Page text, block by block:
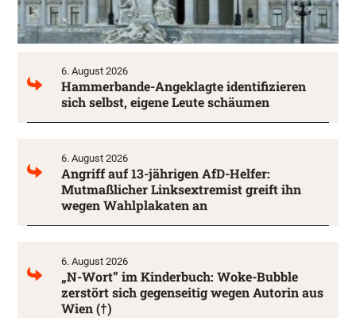
6. August 2026
Hammerbande-Angeklagte identifizieren
sich selbst, eigene Leute schäumen
6. August 2026
Angriff auf 13-jährigen AfD-Helfer:
Mutmaßlicher Linksextremist greift ihn
wegen Wahlplakaten an
6. August 2026
„N-Wort” im Kinderbuch: Woke-Bubble
zerstört sich gegenseitig wegen Autorin aus
Wien (†)